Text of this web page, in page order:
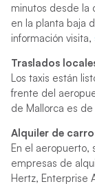
minutos desde la
en la planta baja
información visita,
Traslados
Los taxis están
frente del
de Mallorca es
Alquiler de
En el aeropuerto,
empresas de
Hertz, Enterprise